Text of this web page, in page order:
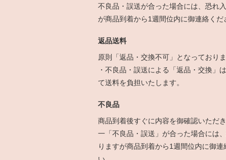
不良品・誤送が合った場合には、恐れ
が商品到着から1週間位内に御連絡くだ
返品送料
原則「返品・交換不可」となっておりま
・不良品・誤送による「返品・交換」
て送料を負担いたします。
不良品
商品到着後すぐに内容を御確認いただ
一「不良品・誤送」が合った場合には
りますが商品到着から1週間位内に御連